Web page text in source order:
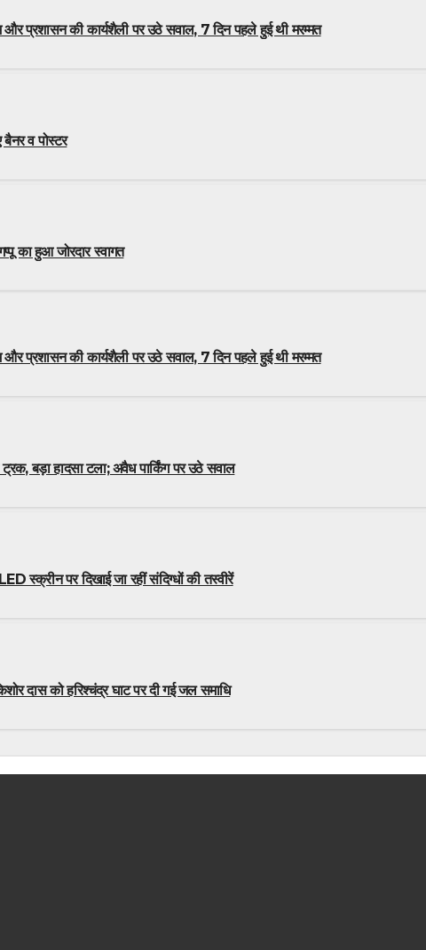
प्रशासन की कार्यशैली पर उठे सवाल, 7 दिन पहले हुई थी मरम्मत
व पोस्टर
का हुआ जोरदार स्वागत
प्रशासन की कार्यशैली पर उठे सवाल, 7 दिन पहले हुई थी मरम्मत
बड़ा हादसा टला; अवैध पार्किंग पर उठे सवाल
स्क्रीन पर दिखाई जा रहीं संदिग्धों की तस्वीरें
दास को हरिश्चंद्र घाट पर दी गई जल समाधि